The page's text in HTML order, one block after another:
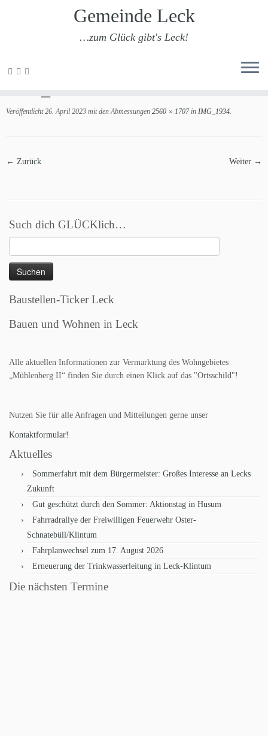
Zum
Gemeinde Leck
…zum Glück gibt's Leck!
Veröffentlicht 26. April 2023 mit den Abmessungen 2560 × 1707in IMG_1934.
← Zurück Weiter →
Such dich GLÜCKlich…
nach:
Baustellen-Ticker Leck
Bauen und Wohnen in Leck
Alle aktuellen Informationen zur Vermarktung des Wohngebietes
„Mühlenberg II“ finden Sie durch einen Klick auf das "Ortsschild"!
Nutzen Sie für alle Anfragen und Mitteilungen gerne unser
Kontaktformular!
Aktuelles
Sommerfahrt mit dem Bürgermeister: Großes Interesse an Lecks
Zukunft
Gut geschützt durch den Sommer: Aktionstag in Husum
Fahrradrallye der Freiwilligen Feuerwehr Oster-
Schnatebüll/Klintum
Fahrplanwechsel zum 17. August 2026
Erneuerung der Trinkwasserleitung in Leck-Klintum
Die nächsten Termine